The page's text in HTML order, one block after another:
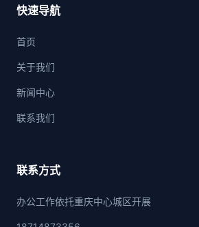
快速导航
首页
关于我们
新闻中心
联系我们
联系方式
办公工作依托重庆中心城区开展